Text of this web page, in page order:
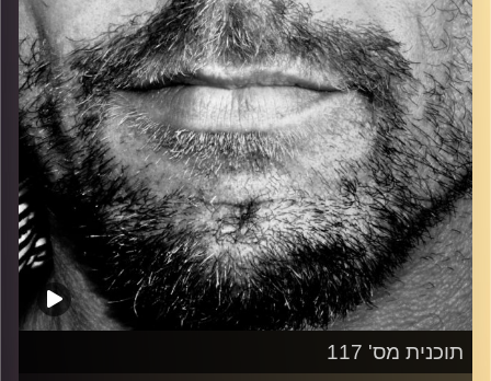
תוכנית מס' 117